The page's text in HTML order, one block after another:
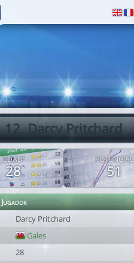
12. Darcy Pritchard
EDAD
28
POTENCIAL
51
Jugador
Darcy Pritchard
Gales
28